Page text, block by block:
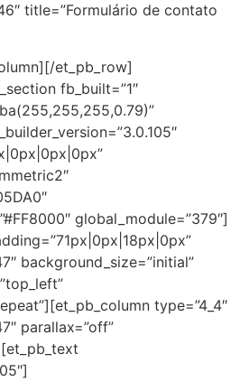
title=”Formulário de contato
et_pb_row]
fb_built=”1″
global_module=”379″]
background_size=”initial”
type=”4_4″
parallax=”off”